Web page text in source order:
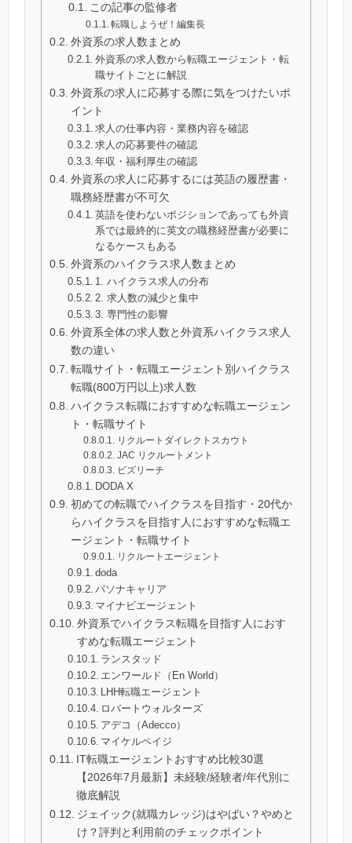
この記事の監修者
転職しようぜ！編集長
外資系の求人数まとめ
外資系の求人数から転職エージェント・転
職サイトごとに解説
外資系の求人に応募する際に気をつけたいポ
イント
求人の仕事内容・業務内容を確認
求人の応募要件の確認
年収・福利厚生の確認
外資系の求人に応募するには英語の履歴書・
職務経歴書が不可欠
英語を使わないポジションであっても外資
系では最終的に英文の職務経歴書が必要に
なるケースもある
外資系のハイクラス求人数まとめ
1. ハイクラス求人の分布
2. 求人数の減少と集中
3. 専門性の影響
外資系全体の求人数と外資系ハイクラス求人
数の違い
転職サイト・転職エージェント別ハイクラス
転職(800万円以上)求人数
ハイクラス転職におすすめな転職エージェン
ト・転職サイト
リクルートダイレクトスカウト
JAC リクルートメント
ビズリーチ
DODA X
初めての転職でハイクラスを目指す・20代か
らハイクラスを目指す人におすすめな転職エ
ージェント・転職サイト
リクルートエージェント
doda
パソナキャリア
マイナビエージェント
外資系でハイクラス転職を目指す人におす
すめな転職エージェント
ランスタッド
エンワールド（En World）
LHH転職エージェント
ロバートウォルターズ
アデコ（Adecco）
マイケルペイジ
IT転職エージェントおすすめ比較30選
【2026年7月最新】未経験/経験者/年代別に
徹底解説
ジェイック(就職カレッジ)はやばい？やめと
け？評判と利用前のチェックポイント